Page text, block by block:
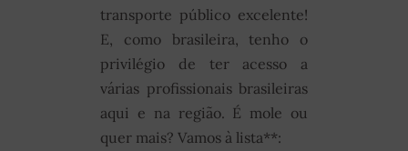
transporte público excelente!
E, como brasileira, tenho o
privilégio de ter acesso a
várias profissionais brasileiras
aqui e na região. É mole ou
quer mais? Vamos à lista**: